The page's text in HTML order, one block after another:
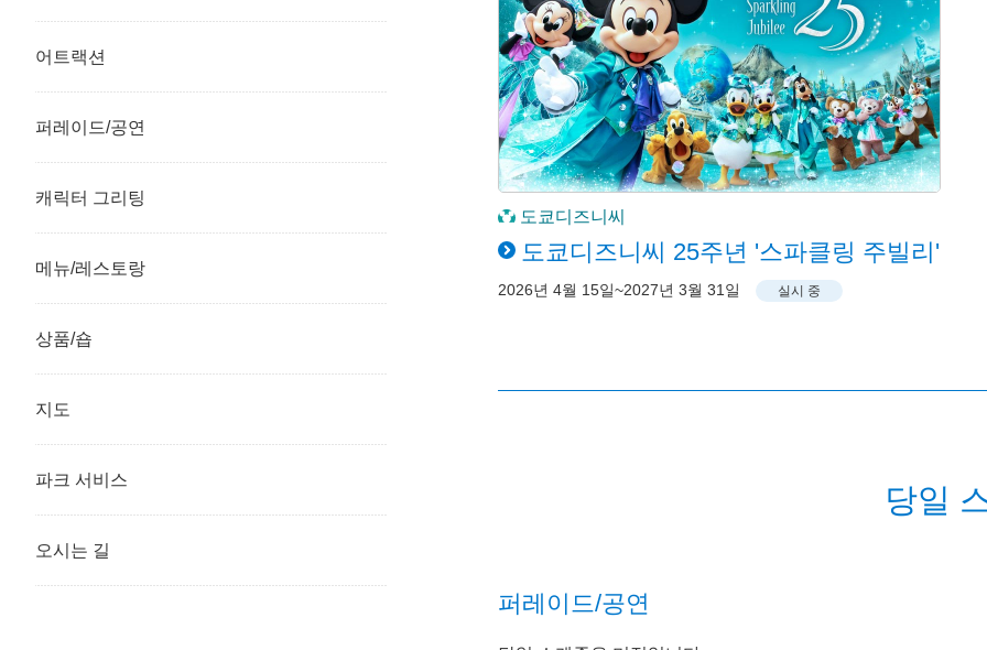
도쿄디즈니씨
도쿄디즈니씨 25주년 '스파클링 주빌리'
2026년 4월 15일~2027년 3월 31일 실시 중
당일
퍼레이드/공연
어트랙션
퍼레이드/공연
캐릭터 그리팅
메뉴/레스토랑
상품/숍
지도
파크 서비스
오시는 길